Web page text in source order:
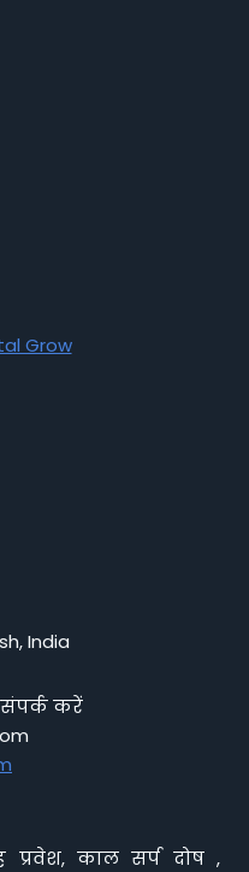
India
संपर्क करें
प्रवेश, काल सर्प दोष ,